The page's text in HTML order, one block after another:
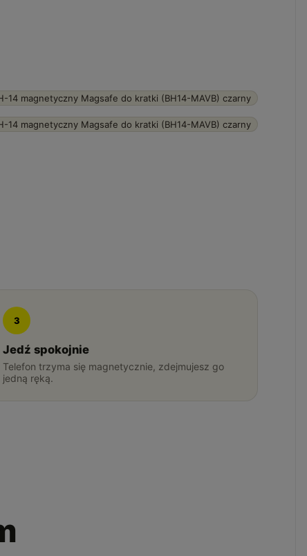
3
Jedź spokojnie
Telefon trzyma się magnetycznie, zdejmujesz go
jedną ręką.